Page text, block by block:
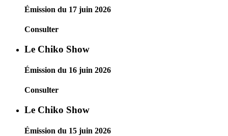
Émission du 17 juin 2026
Consulter
Le Chiko Show
Émission du 16 juin 2026
Consulter
Le Chiko Show
Émission du 15 juin 2026